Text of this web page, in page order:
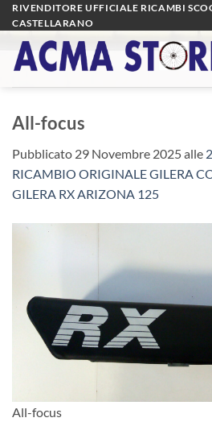
Salta
ai
contenuti
RIVENDITORE UFFICIALE RICAMBI
CASTELLARANO
All-focus
Pubblicato 29 Novembre 2025alle
RICAMBIO ORIGINALE GILERA
GILERA RX ARIZONA 125
All-focus